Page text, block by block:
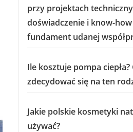
przy projektach
doświadczenie i know-
fundament udanej
Ile kosztuje pompa
zdecydować się na ten
Jakie polskie kosmetyki
używać?